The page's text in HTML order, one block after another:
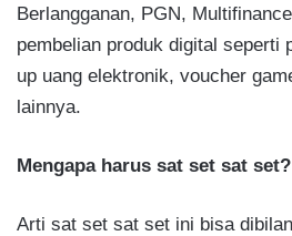
Berlangganan, PGN,
pembelian produk digital seperti
up uang elektronik, voucher
lainnya.
Mengapa harus sat set sat set?
Arti sat set sat set ini bisa